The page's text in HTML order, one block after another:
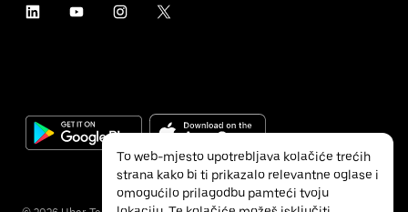
To web-mjesto upotrebljava kolačiće trećih
strana kako bi ti prikazalo relevantne oglase i
omogućilo prilagodbu pamteći tvoju